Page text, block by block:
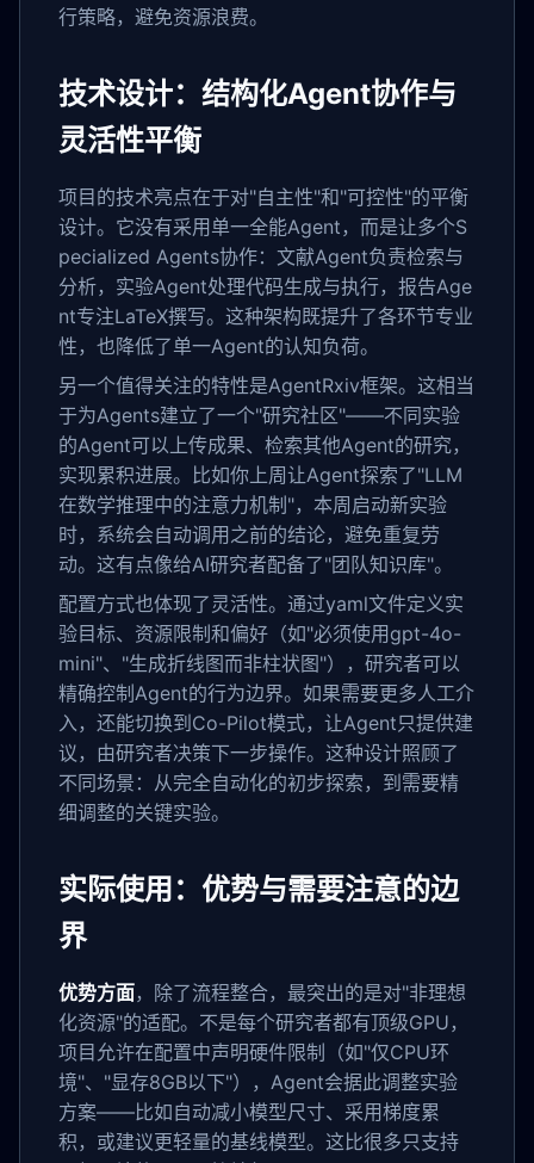
行策略，避免资源浪费。
技术设计：结构化Agent协作与
灵活性平衡
项目的技术亮点在于对"自主性"和"可控性"的平衡
设计。它没有采用单一全能Agent，而是让多个S
pecialized Agents协作：文献Agent负责检索与
分析，实验Agent处理代码生成与执行，报告Age
nt专注LaTeX撰写。这种架构既提升了各环节专业
性，也降低了单一Agent的认知负荷。
另一个值得关注的特性是AgentRxiv框架。这相当
于为Agents建立了一个"研究社区"——不同实验
的Agent可以上传成果、检索其他Agent的研究，
实现累积进展。比如你上周让Agent探索了"LLM
在数学推理中的注意力机制"，本周启动新实验
时，系统会自动调用之前的结论，避免重复劳
动。这有点像给AI研究者配备了"团队知识库"。
配置方式也体现了灵活性。通过yaml文件定义实
验目标、资源限制和偏好（如"必须使用gpt-4o-
mini"、"生成折线图而非柱状图"），研究者可以
精确控制Agent的行为边界。如果需要更多人工介
入，还能切换到Co-Pilot模式，让Agent只提供建
议，由研究者决策下一步操作。这种设计照顾了
不同场景：从完全自动化的初步探索，到需要精
细调整的关键实验。
实际使用：优势与需要注意的边
界
优势方面，除了流程整合，最突出的是对"非理想
化资源"的适配。不是每个研究者都有顶级GPU，
项目允许在配置中声明硬件限制（如"仅CPU环
境"、"显存8GB以下"），Agent会据此调整实验
方案——比如自动减小模型尺寸、采用梯度累
积，或建议更轻量的基线模型。这比很多只支持